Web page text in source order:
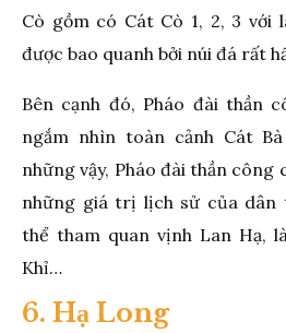
Cò gồm có Cát Cò 1, 2, 3 với
được bao quanh bởi núi đá rất
Bên cạnh đó, Pháo đài thần
ngắm nhìn toàn cảnh Cát
những vậy, Pháo đài thần
những giá trị lịch sử của dân
thể tham quan vịnh Lan Hạ,
Khỉ…
6. Hạ Long